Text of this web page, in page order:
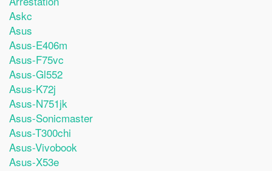
Askc
Asus
Asus-E406m
Asus-F75vc
Asus-Gl552
Asus-K72j
Asus-N751jk
Asus-Sonicmaster
Asus-T300chi
Asus-Vivobook
Asus-X53e